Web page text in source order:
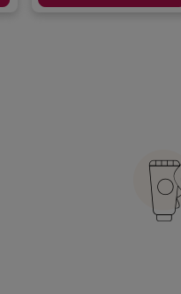
análises